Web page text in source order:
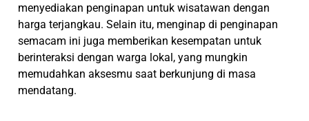
menyediakan penginapan untuk wisatawan dengan
harga terjangkau. Selain itu, menginap di penginapan
semacam ini juga memberikan kesempatan untuk
berinteraksi dengan warga lokal, yang mungkin
memudahkan aksesmu saat berkunjung di masa
mendatang.